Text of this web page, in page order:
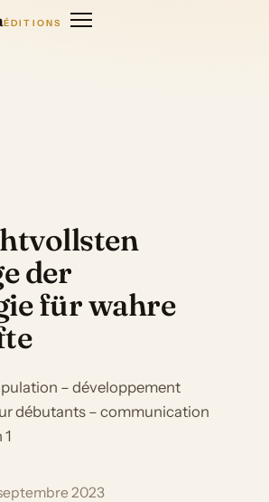
ÉDITIONS
der
für wahre
– développement
débutants – communication
2023